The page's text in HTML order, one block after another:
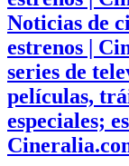
Noticias de
estrenos |
series de
películas,
especiales;